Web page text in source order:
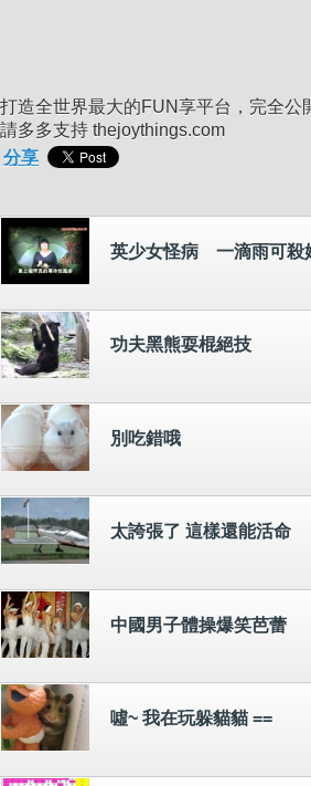
打造全世界最大的FUN享平台，完全公
請多多支持 thejoythings.com
分享
英少女怪病 一滴雨可殺
功夫黑熊耍棍絕技
別吃錯哦
太誇張了 這樣還能活命
中國男子體操爆笑芭蕾
噓~ 我在玩躲貓貓 ==